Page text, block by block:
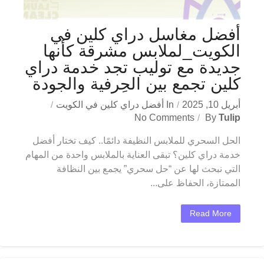
أفضل مغاسل دراي كلين في
الكويت_لملابس مشرقة كأنها
جديدة مع توليب تجد خدمة دراي
كلين تجمع بين الحِرفية والجودة
أبريل 10, 2025 In
أفضل دراي كلين في الكويت
By Tulip
No Comments
الحل السحري للملابس النظيفة دائمًا.. كيف تختار أفضل
خدمة دراي كلين؟ تبقى العناية بالملابس واحدة من المهام
التي نبحث لها عن “حل سحري” يجمع بين النظافة
الممتازة، الحفاظ على...
Read More